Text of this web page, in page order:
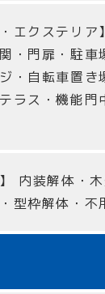
エクステリア
・門扉・駐車
・自転車置き
ラス・機能門
内装解体・
型枠解体・不